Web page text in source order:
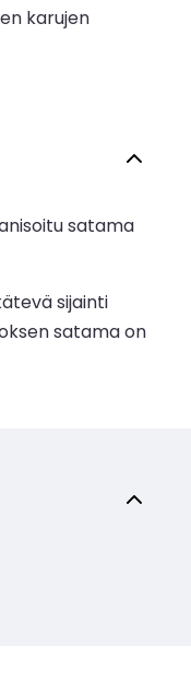
karujen
satama
sijainti
satama on